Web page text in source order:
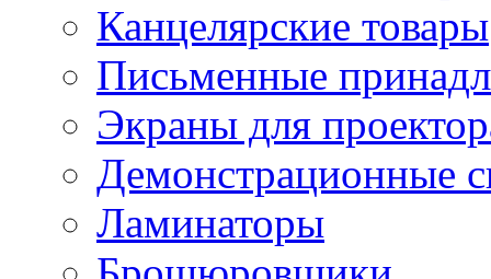
Канцелярские товары
Письменные
Экраны для
Демонстрационные
Ламинаторы